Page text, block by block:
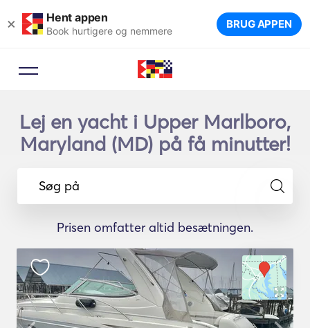
× Hent appen
Book hurtigere og nemmere BRUG APPEN
Lej en yacht i Upper Marlboro,
Maryland (MD) på få minutter!
Søg på
Prisen omfatter altid besætningen.